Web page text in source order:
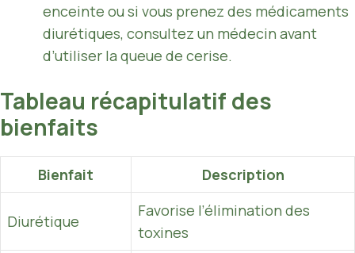
enceinte ou si vous prenez des médicaments
diurétiques, consultez un médecin avant
d’utiliser la queue de cerise.
Tableau récapitulatif des
bienfaits
Bienfait Description
Diurétique
Favorise l’élimination des
toxines